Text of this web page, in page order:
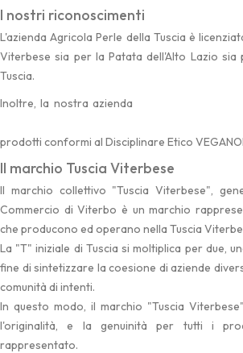
I nostri riconoscimenti
L'azienda Agricola Perle della Tuscia è
Viterbese sia per la Patata dell'Alto Lazio sia
Tuscia.
Inoltre, la nostra azienda
prodotti conformi al Disciplinare Etico
Il marchio Tuscia Viterbese
Il marchio collettivo "Tuscia Viterbese",
Commercio di Viterbo è un marchio
che producono ed operano nella Tuscia
La "T" iniziale di Tuscia si moltiplica per due,
fine di sintetizzare la coesione di aziende
comunità di intenti.
In questo modo, il marchio "Tuscia
l'originalità, e la genuinità per tutti i
rappresentato.